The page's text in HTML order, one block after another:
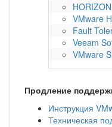
VMware
Fault
Veeam
VMware
Продление
Инструкция
Техническая